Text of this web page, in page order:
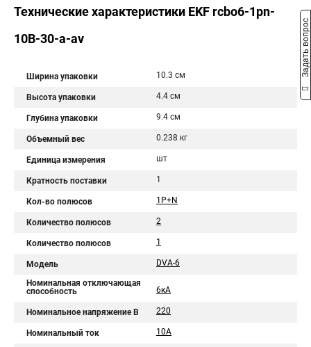
Технические характеристики EKF rcbo6-1pn-
10B-30-a-av
Ширина упаковки 10.3 см
Высота упаковки 4.4 см
Глубина упаковки 9.4 см
Объемный вес 0.238 кг
Единица измерения шт
Кратность поставки 1
Кол-во полюсов 1P+N
Количество полюсов 2
Количество полюсов 1
Модель DVA-6
Номинальная отключающая
способность
6кА
Номинальное напряжение В 220
Номинальный ток 10А
Задать вопрос